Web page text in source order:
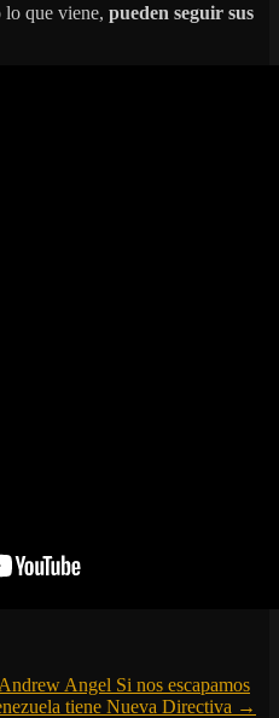
lo que viene, pueden seguir sus
Angel Si nos escapamos
tiene Nueva Directiva →